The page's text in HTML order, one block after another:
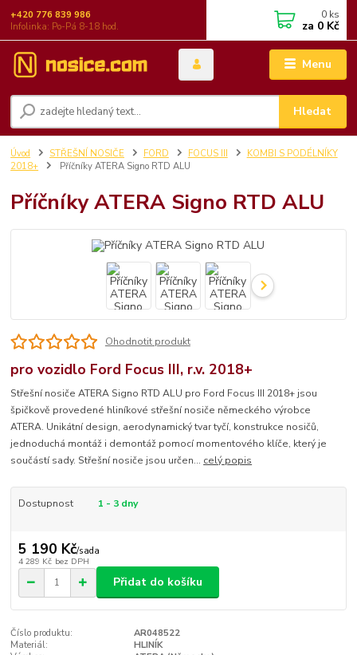
Menu
Hledat
+420 776 839 986
Infolinka: Po-Pá 8-18 hod.
0 ks
za 0 Kč
Úvod STŘEŠNÍ NOSIČE FORD FOCUS III
KOMBI S PODÉLNÍKY
2018+
Příčníky ATERA Signo RTD ALU
Příčníky ATERA Signo RTD ALU
Ohodnotit produkt
pro vozidlo Ford Focus III, r.v. 2018+
Střešní nosiče ATERA Signo RTD ALU pro Ford Focus III 2018+ jsou
špičkově provedené hliníkové střešní nosiče německého výrobce
ATERA. Unikátní design, aerodynamický tvar tyčí, konstrukce nosičů,
jednoduchá montáž i demontáž pomocí momentového klíče, který je
součástí sady. Střešní nosiče jsou určen... celý popis
Dostupnost 1 - 3 dny
5 190 Kč/sada
4 289 Kč bez DPH
Přidat do košíku
Číslo produktu:
AR048522
Materiál:
HLINÍK